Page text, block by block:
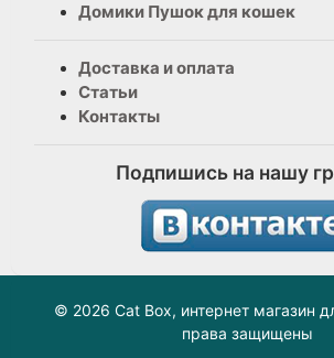
Домики Пушок для кошек
Доставка и оплата
Статьи
Контакты
Подпишись на нашу
© 2026 Cat Box, интернет магазин
права защищены